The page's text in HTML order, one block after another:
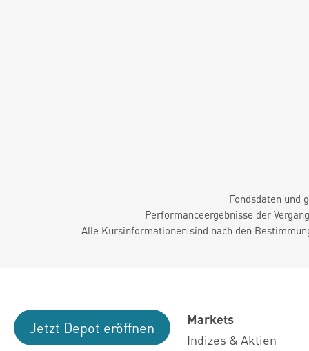
Fondsdaten und
Performanceergebnisse der
Alle Kursinformationen sind nach den
Jetzt Depot eröffnen
Markets
Indizes & Aktien